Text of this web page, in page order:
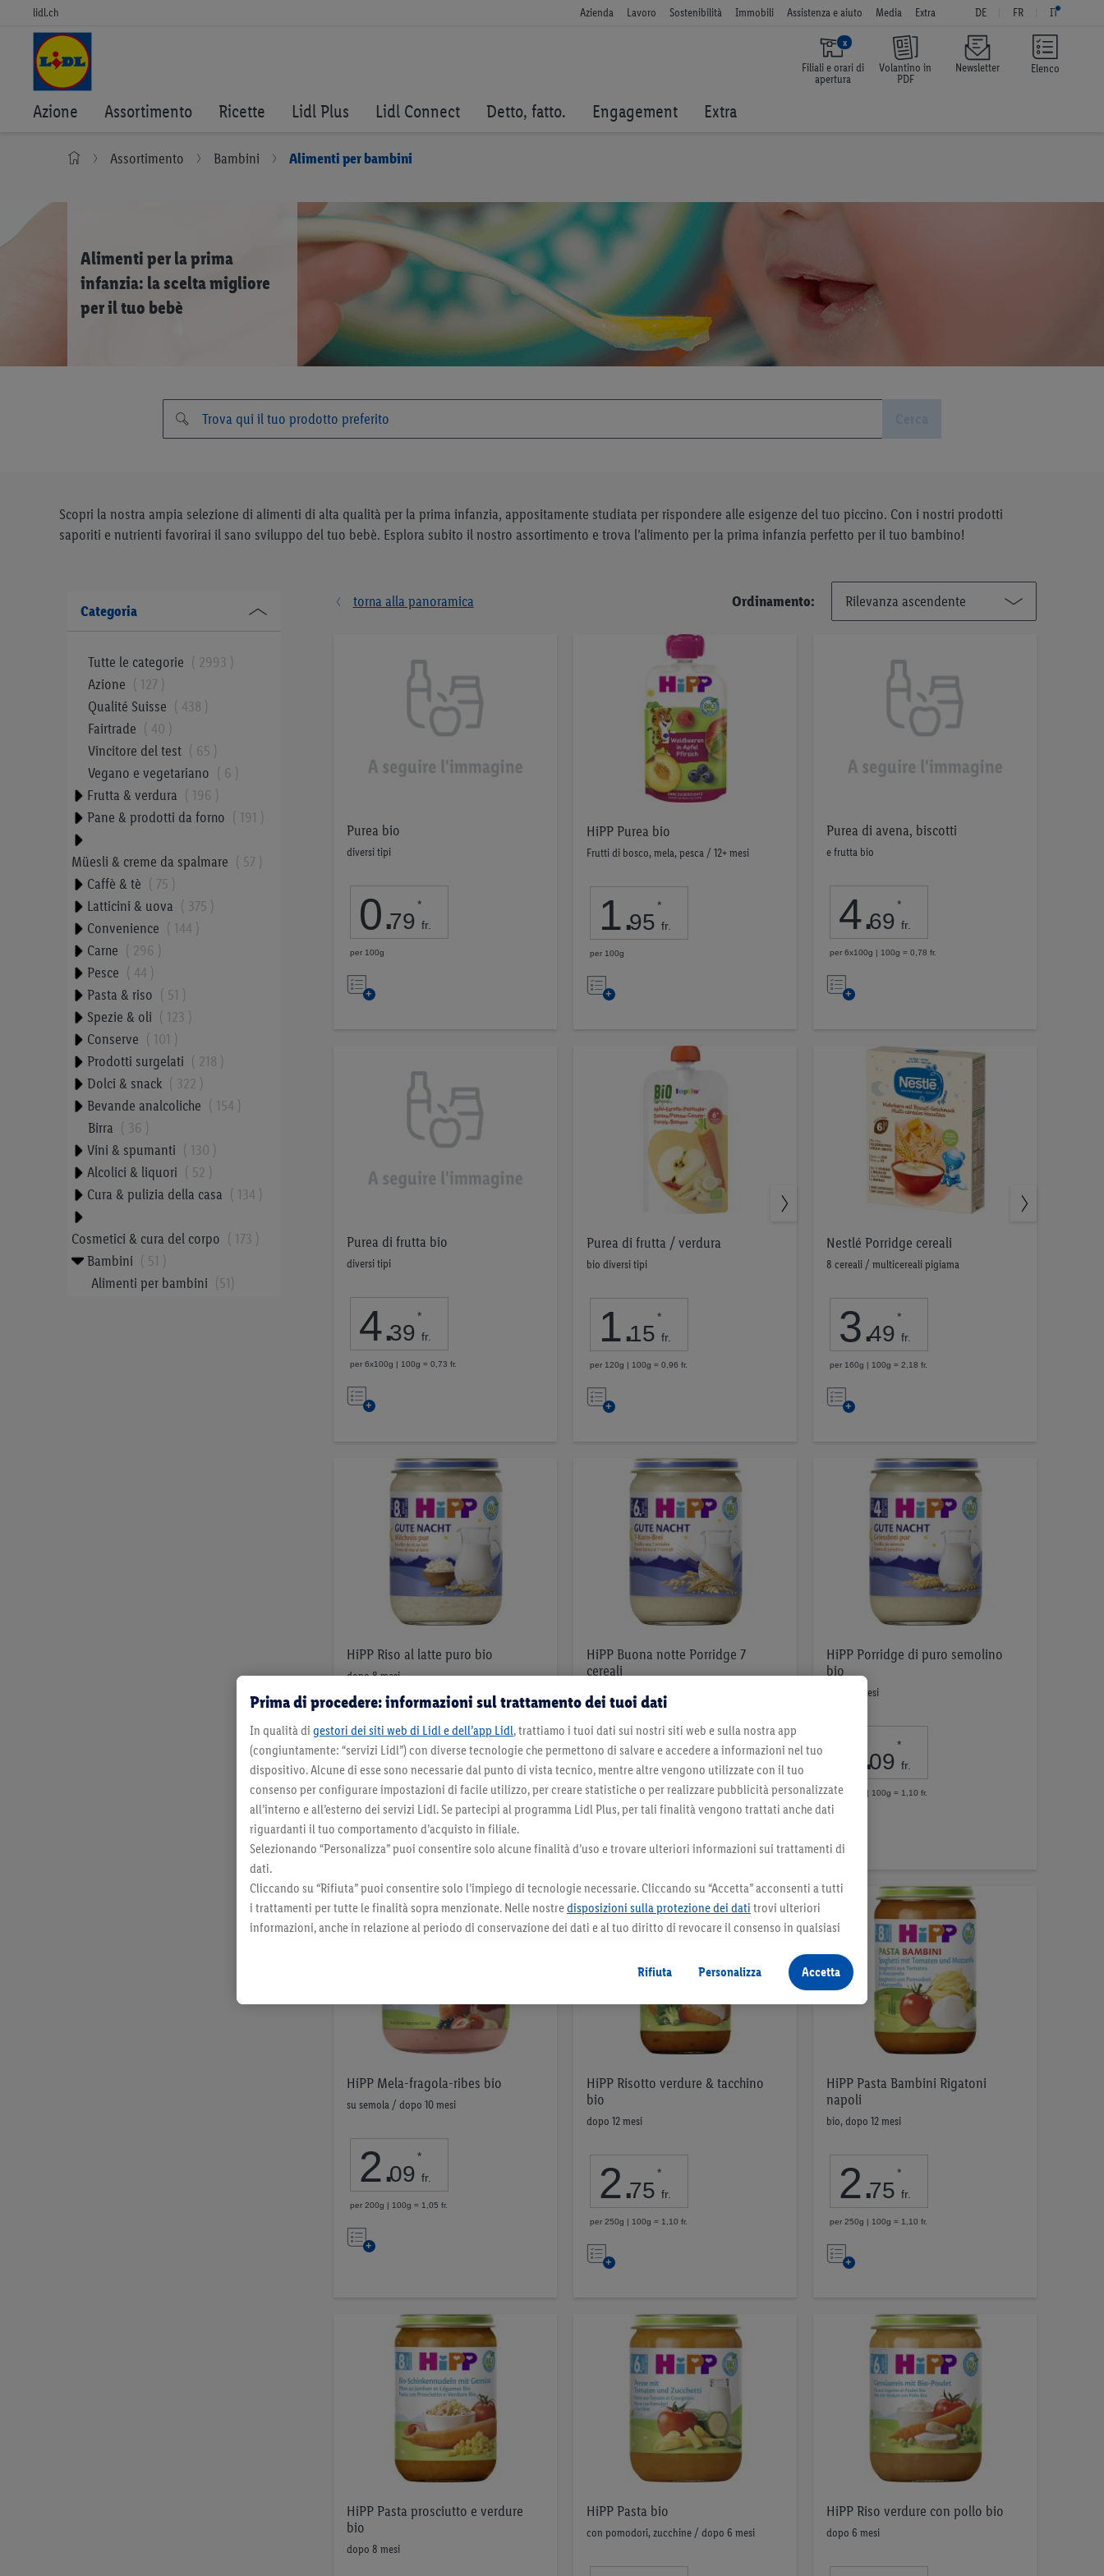
Elenco
lidl.ch Azienda Lavoro Sostenibilità Immobili Assistenza e aiuto Media Extra DE FR IT
x
Filiali e orari di
apertura
Volantino in
PDF
Newsletter
Azione Assortimento Ricette Lidl Plus Lidl Connect Detto, fatto. Engagement Extra
Assortimento Bambini Alimenti per bambini
Alimenti per la prima
infanzia: la scelta migliore
per il tuo bebè
Scopri la nostra ampia selezione di alimenti di alta qualità per la prima infanzia, appositamente studiata per rispondere alle esigenze del tuo piccino. Con i nostri prodotti
saporiti e nutrienti favorirai il sano sviluppo del tuo bebè. Esplora subito il nostro assortimento e trova l’alimento per la prima infanzia perfetto per il tuo bambino!
torna alla panoramica Ordinamento:
Purea bio
diversi tipi
0.79
*
fr.
per 100g
Nell’elenco
HiPP Purea bio
Frutti di bosco, mela, pesca / 12+ mesi
1.95
*
fr.
per 100g
Nell’elenco
Purea di avena, biscotti
e frutta bio
4.69
*
fr.
per 6x100g | 100g = 0,78 fr.
Nell’elenco
Purea di frutta bio
diversi tipi
4.39
*
fr.
per 6x100g | 100g = 0,73 fr.
Nell’elenco
Purea di frutta / verdura
bio diversi tipi
1.15
*
fr.
per 120g | 100g = 0,96 fr.
Nell’elenco
Nestlé Porridge cereali
8 cereali / multicereali pigiama
3.49
*
fr.
per 160g | 100g = 2,18 fr.
Nell’elenco
HiPP Riso al latte puro bio
dopo 8 mesi
2.09
*
fr.
per 190g | 100g = 1,10 fr.
Nell’elenco
HiPP Buona notte Porridge 7
cereali
bio, dopo 6 mesi
2.09 fr.
per 190g | 100g = 1,10 fr.
Nell’elenco
HiPP Porridge di puro semolino
bio
dopo 4 mesi
.
09
*
fr.
per 190g | 100g = 1,10 fr.
HiPP Mela-fragola-ribes bio
su semola / dopo 10 mesi
2.09
*
fr.
per 200g | 100g = 1,05 fr.
Nell’elenco
HiPP Risotto verdure & tacchino
bio
dopo 12 mesi
2.75
*
fr.
per 250g | 100g = 1,10 fr.
Nell’elenco
HiPP Pasta Bambini Rigatoni
napoli
bio, dopo 12 mesi
2.75
*
fr.
per 250g | 100g = 1,10 fr.
Nell’elenco
HiPP Pasta prosciutto e verdure
bio
dopo 8 mesi
HiPP Pasta bio
con pomodori, zucchine / dopo 6 mesi
HiPP Riso verdure con pollo bio
dopo 6 mesi
Categoria
Tutte le categorie
2993
Azione
127
Qualité Suisse
438
Fairtrade
40
Vincitore del test
65
Vegano e vegetariano
6
Frutta & verdura
196
Pane & prodotti da forno
191
Müesli & creme da spalmare
57
Caffè & tè
75
Latticini & uova
375
Convenience
144
Carne
296
Pesce
44
Pasta & riso
51
Spezie & oli
123
Conserve
101
Prodotti surgelati
218
Dolci & snack
322
Bevande analcoliche
154
Birra
36
Vini & spumanti
130
Alcolici & liquori
52
Cura & pulizia della casa
134
Cosmetici & cura del corpo
173
Bambini
51
Alimenti per bambini
51
Prima di procedere: informazioni sul trattamento dei tuoi dati
In qualità di gestori dei siti web di Lidl e dell’app Lidl, trattiamo i tuoi dati sui nostri siti web e sulla nostra app
(congiuntamente: “servizi Lidl”) con diverse tecnologie che permettono di salvare e accedere a informazioni nel tuo
dispositivo. Alcune di esse sono necessarie dal punto di vista tecnico, mentre altre vengono utilizzate con il tuo
consenso per configurare impostazioni di facile utilizzo, per creare statistiche o per realizzare pubblicità personalizzate
all’interno e all’esterno dei servizi Lidl. Se partecipi al programma Lidl Plus, per tali finalità vengono trattati anche dati
riguardanti il tuo comportamento d’acquisto in filiale.
Selezionando “Personalizza” puoi consentire solo alcune finalità d’uso e trovare ulteriori informazioni sui trattamenti di
dati.
Cliccando su “Rifiuta” puoi consentire solo l’impiego di tecnologie necessarie. Cliccando su “Accetta” acconsenti a tutti
i trattamenti per tutte le finalità sopra menzionate. Nelle nostredisposizioni sulla protezione dei dati trovi ulteriori
informazioni, anche in relazione al periodo di conservazione dei dati e al tuo diritto di revocare il consenso in qualsiasi
Rifiuta
Personalizza Accetta